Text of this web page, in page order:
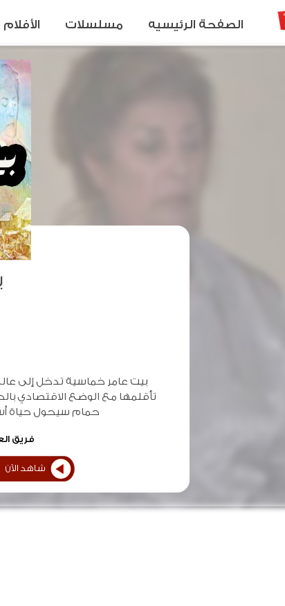
بيت عامر خماسية تدخل إلى
تأقلمها مع الوضع الاقتصادي
حمام سيحول حياة
فريق
شاهد الآن
الصفحة الرئيسيه مسلسلات الأفلام